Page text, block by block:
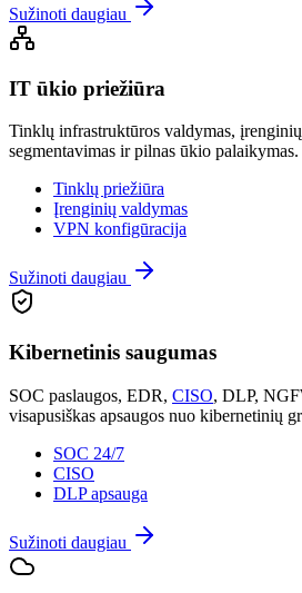
Sužinoti daugiau
IT ūkio priežiūra
Tinklų infrastruktūros valdymas,
segmentavimas ir pilnas ūkio palaikymas.
Tinklų priežiūra
Įrenginių valdymas
VPN konfigūracija
Sužinoti daugiau
Kibernetinis saugumas
SOC paslaugos, EDR, CISO, DLP,
visapusiškas apsaugos nuo kibernetinių
SOC 24/7
CISO
DLP apsauga
Sužinoti daugiau